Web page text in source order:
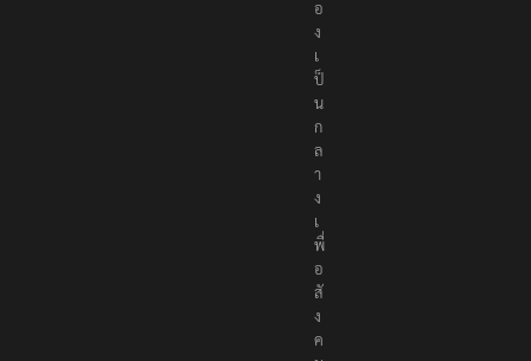
อ
ง
เ
ป็
น
ก
ล
า
ง
เ
พื่
อ
สั
ง
ค